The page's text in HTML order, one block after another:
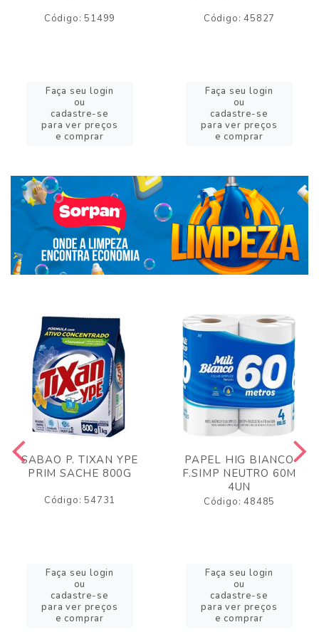
Código: 51499
Faça seu login
ou
cadastre-se
para ver preços
e comprar
Código: 45827
Faça seu login
ou
cadastre-se
para ver preços
e comprar
SABAO P. TIXAN YPE
PRIM SACHE 800G
Código: 54731
Faça seu login
ou
cadastre-se
para ver preços
e comprar
PAPEL HIG BIANCO
F.SIMP NEUTRO 60M
4UN
Código: 48485
Faça seu login
ou
cadastre-se
para ver preços
e comprar